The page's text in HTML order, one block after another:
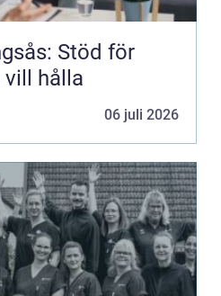
Stöd för
hålla
06 juli 2026